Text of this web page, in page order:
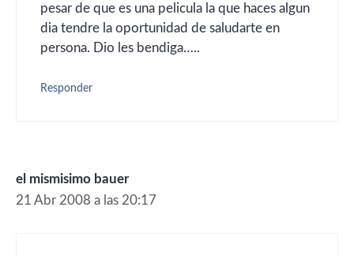
pesar de que es una pelicula la que haces algun
dia tendre la oportunidad de saludarte en
persona. Dio les bendiga…..
Responder
el mismisimo bauer
21 Abr 2008 a las 20:17